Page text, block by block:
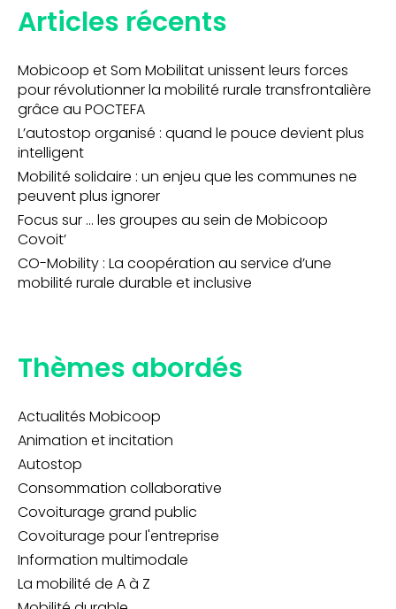
Articles récents
Mobicoop et Som Mobilitat unissent leurs forces
pour révolutionner la mobilité rurale transfrontalière
grâce au POCTEFA
L’autostop organisé : quand le pouce devient plus
intelligent
Mobilité solidaire : un enjeu que les communes ne
peuvent plus ignorer
Focus sur … les groupes au sein de Mobicoop
Covoit’
CO-Mobility : La coopération au service d’une
mobilité rurale durable et inclusive
Thèmes abordés
Actualités Mobicoop
Animation et incitation
Autostop
Consommation collaborative
Covoiturage grand public
Covoiturage pour l'entreprise
Information multimodale
La mobilité de A à Z